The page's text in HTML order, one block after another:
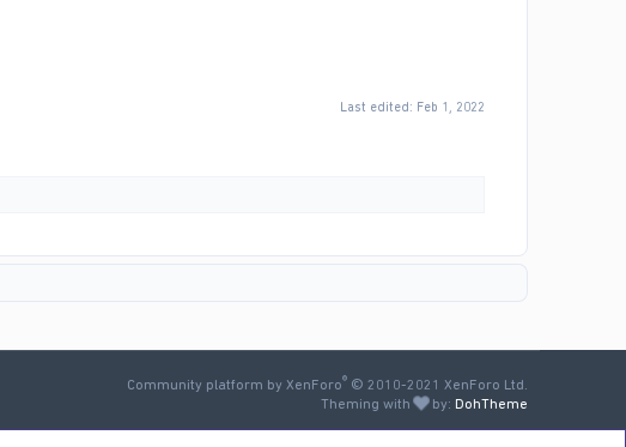
Last edited: Feb 1, 2022
Community platform by XenForo® © 2010-2021 XenForo Ltd.
Theming with
by: DohTheme